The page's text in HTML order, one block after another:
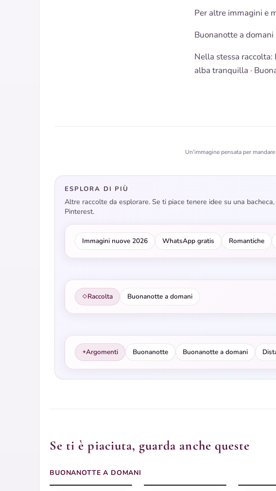
Per altre immagini e
Buonanotte a domani
Nella stessa raccolta:
alba tranquilla ·
Un'immagine pensata per
ESPLORA DI PIÙ
Altre raccolte da esplorare. Se ti piace tenere idee su una
Pinterest.
Immagini nuove 2026 WhatsApp gratis Romantiche
◇Raccolta Buonanotte a domani
✦Argomenti Buonanotte Buonanotte a domani
Se ti è piaciuta, guarda anche queste
BUONANOTTE A DOMANI
fresca
leggera
serena
notturna